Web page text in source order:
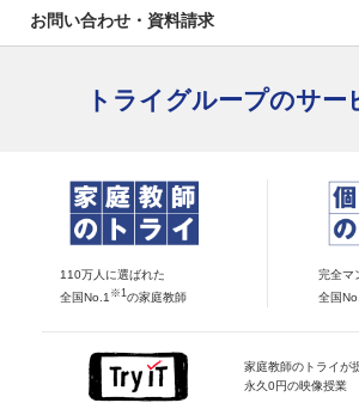
お問い合わせ・資料請求
トライグループのサー
110万人に選ばれた
全国No.1 ※1 の家庭教師
完全マ
全国
家庭教師のトライが
永久0円の映像授業